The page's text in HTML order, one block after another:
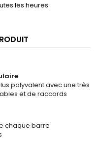
les heures
polyvalent avec une très
et de raccords
chaque barre